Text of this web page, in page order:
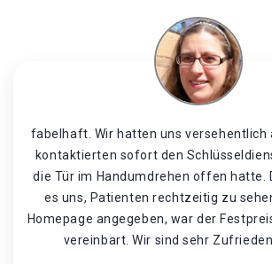
fabelhaft. Wir hatten uns versehentlich
kontaktierten sofort den
die Tür im Handumdrehen offen hatte.
es uns, Patienten rechtzeitig zu
Homepage angegeben, war der
vereinbart. Wir sind sehr